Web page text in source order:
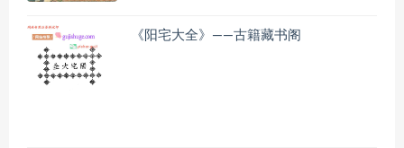
《阳宅大全》——古籍藏书阁